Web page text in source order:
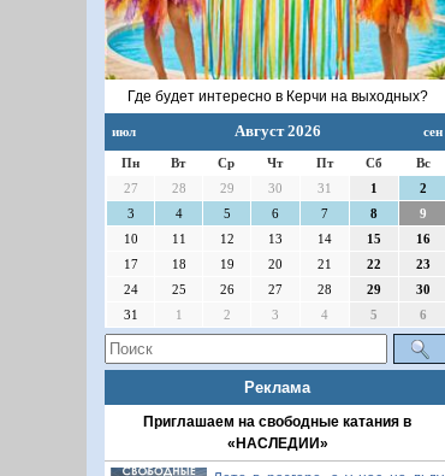
Где будет интересно в Керчи на выходных?
июл Август 2026 сен
Пн Вт Ср Чт Пт Сб
Вс
27
28 29 30 31 1
2
3
4 5 6 7 8
9
10
11 12 13 14 15
16
17
18 19 20 21 22
23
24
25 26 27 28 29
30
31
1 2 3 4 5 6
Реклама
Приглашаем на свободные катания в
«НАСЛЕДИИ»